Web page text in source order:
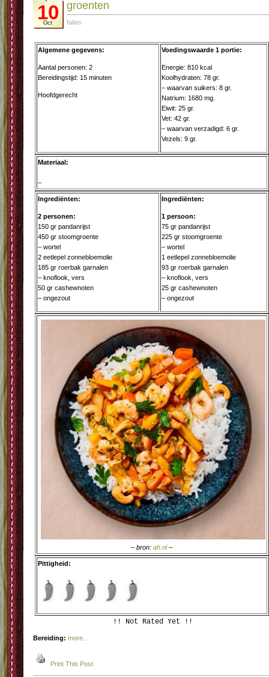
10
Oct
groenten
falien
Algemene gegevens:
Aantal personen: 2
Bereidingstijd: 15 minuten
Hoofdgerecht
Voedingswaarde 1 portie:
Energie: 810 kcal
Koolhydraten: 78 gr.
– waarvan suikers: 8 gr.
Natrium: 1680 mg.
Eiwit: 25 gr.
Vet: 42 gr.
– waarvan verzadigd: 6 gr.
Vezels: 9 gr.
Materiaal:
–
Ingrediënten:
2 personen:
150 gr pandanrijst
450 gr stoomgroente
– wortel
2 eetlepel zonnebloemolie
185 gr roerbak garnalen
– knoflook, vers
50 gr cashewnoten
– ongezout
Ingrediënten:
1 persoon:
75 gr pandanrijst
225 gr stoomgroente
– wortel
1 eetlepel zonnebloemolie
93 gr roerbak garnalen
– knoflook, vers
25 gr cashewnoten
– ongezout
– bron:ah.nl–
Pittigheid:
!! Not Rated Yet !!
Bereiding: more…
Print This Post